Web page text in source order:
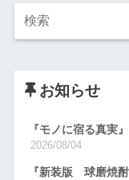
お知らせ
『モノに宿る真実
2026/08/04
『新装版 球磨焼